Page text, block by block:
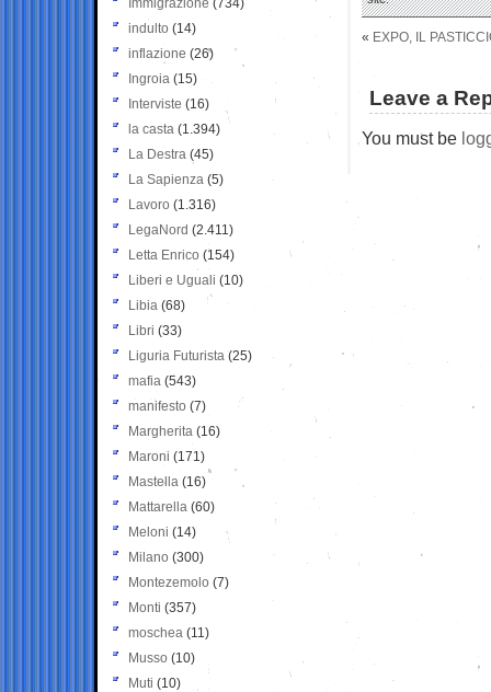
« EXPO, IL
Leave a
You must be
Immigrazione (734)
indulto (14)
inflazione (26)
Ingroia (15)
Interviste (16)
la casta (1.394)
La Destra (45)
La Sapienza (5)
Lavoro (1.316)
LegaNord (2.411)
Letta Enrico (154)
Liberi e Uguali (10)
Libia (68)
Libri (33)
Liguria Futurista (25)
mafia (543)
manifesto (7)
Margherita (16)
Maroni (171)
Mastella (16)
Mattarella (60)
Meloni (14)
Milano (300)
Montezemolo (7)
Monti (357)
moschea (11)
Musso (10)
Muti (10)